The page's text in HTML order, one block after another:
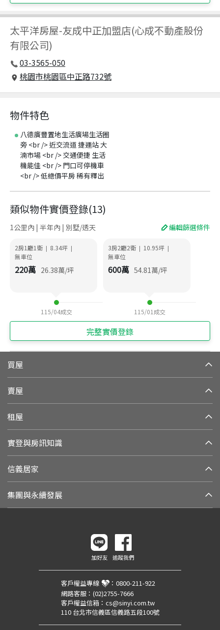
太平洋房屋-友成中正加盟店(心成不動產股份
有限公司)
03-3565-050
桃園市桃園區中正路732號
物件特色
八德廣豐置地生活廣場生活圈
旁 <br /> 近交流道 捷運站 大
湳市場 <br /> 交通便捷 生活
機能佳 <br /> 門口可停機車
<br /> 低總價平房 稀有釋出
類似物件實價登錄(13)
1公里內 | 半年內 | 別墅/透天 編輯篩選條件
2房1廳1衛 | 8.34坪 |
無車位
220萬 26.38萬/坪
115/04成交
3房2廳2衛 | 10.95坪 |
無車位
600萬 54.81萬/坪
115/01 成交
完整實價登錄
買屋
賣屋
租屋
實登與房訊知識
信義居家
集團與永續發展
加好友 追蹤我們
客戶權益專線 ： 0800-211-922
網路客服： (02)2755-7666
客戶權益信箱： cs@sinyi.com.tw
110 台北市信義區信義路五段100號